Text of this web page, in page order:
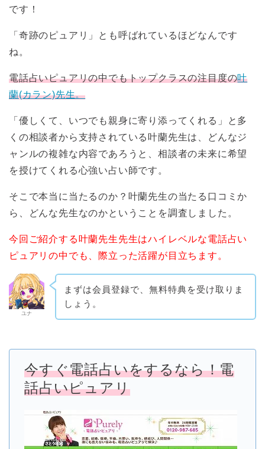
です！
「奇跡のピュアリ」とも呼ばれているほどなんです
ね。
電話占いピュアリの中でもトップクラスの注目度の叶
蘭(カラン)先生。
「優しくて、いつでも親身に寄り添ってくれる」と多
くの相談者から支持されている叶蘭先生は、どんなジ
ャンルの複雑な内容であろうと、相談者の未来に希望
を授けてくれる心強い占い師です。
そこで本当に当たるのか？叶蘭先生の当たる口コミか
ら、どんな先生なのかということを調査しました。
今回ご紹介する叶蘭先生先生はハイレベルな電話占い
ピュアリの中でも、際立った活躍が目立ちます。
ユナ
まずは会員登録で、無料特典を受け取りま
しょう。
今すぐ電話占いをするなら！電
話占いピュアリ